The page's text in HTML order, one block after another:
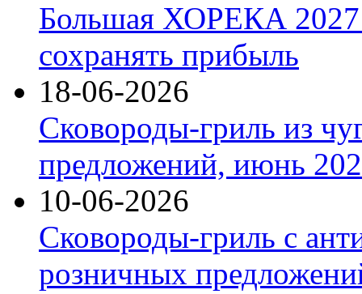
Большая ХОРЕКА 2027:
сохранять прибыль
18-06-2026
Сковороды-гриль из
предложений, июнь
10-06-2026
Сковороды-гриль с
розничных